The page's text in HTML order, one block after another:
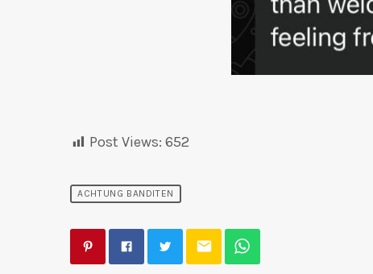
Post Views: 652
ACHTUNG BANDITEN
email